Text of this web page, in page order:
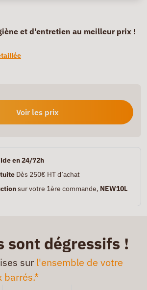
et d'entretien au meilleur prix !
Voir les prix
en 24/72h
Dès 250€ HT d’achat
sur votre 1ère commande, NEW10L
sont dégressifs !
sur l'ensemble de votre
barrés.*